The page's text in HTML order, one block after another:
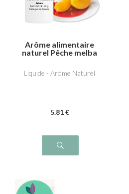
Arôme alimentaire
naturel Pêche melba
Liquide - Arôme Naturel
5.81 €